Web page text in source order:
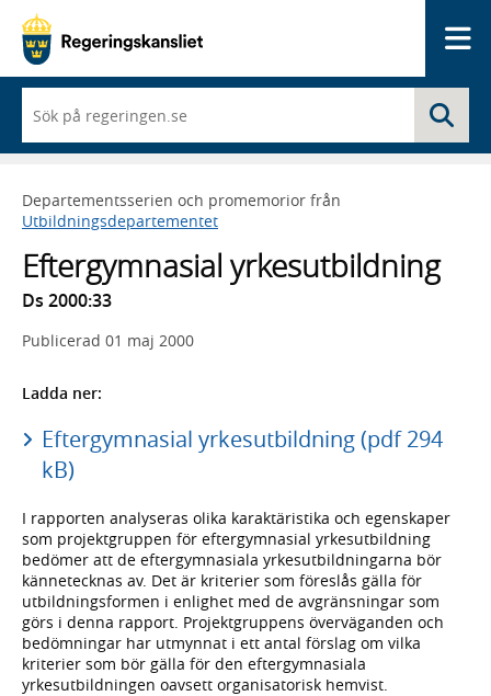
du
börjar
skriva
framträder
en
med
sökförslag
Departementsserien och promemorior från
Utbildningsdepartementet
Eftergymnasial yrkesutbildning
Ds 2000:33
Publicerad 01 maj 2000
Ladda ner:
Eftergymnasial yrkesutbildning (pdf 294
kB)
I rapporten analyseras olika karaktäristika och egenskaper
som projektgruppen för eftergymnasial yrkesutbildning
bedömer att de eftergymnasiala yrkesutbildningarna bör
kännetecknas av. Det är kriterier som föreslås gälla för
utbildningsformen i enlighet med de avgränsningar som
görs i denna rapport. Projektgruppens överväganden och
bedömningar har utmynnat i ett antal förslag om vilka
kriterier som bör gälla för den eftergymnasiala
yrkesutbildningen oavsett organisatorisk hemvist.